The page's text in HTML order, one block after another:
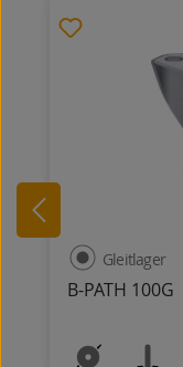
B-PATH 100G
Gleitlager